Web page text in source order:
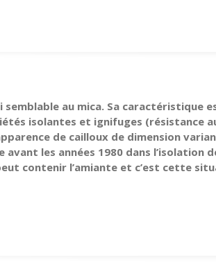
au mica. Sa caractéristique
isolantes et ignifuges (résistance
de cailloux de dimension
avant les années 1980 dans l’isolation
contenir l’amiante et c’est cette